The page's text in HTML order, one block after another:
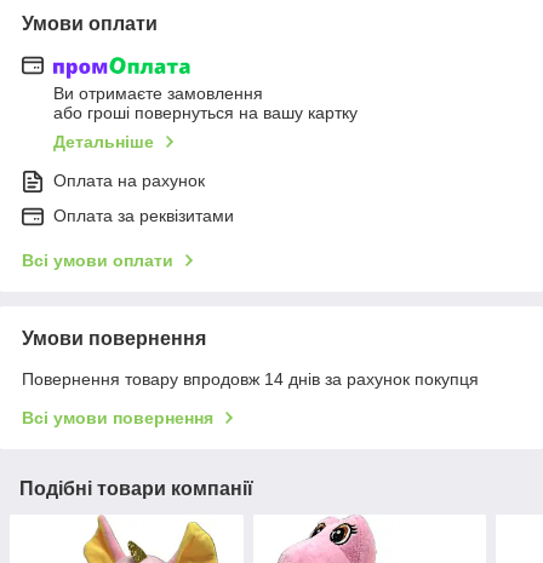
Умови оплати
Ви отримаєте замовлення
або гроші повернуться на вашу картку
Детальніше
Оплата на рахунок
Оплата за реквізитами
Всі умови оплати
Умови повернення
Повернення товару впродовж 14 днів за рахунок покупця
Всі умови повернення
Подібні товари компанії